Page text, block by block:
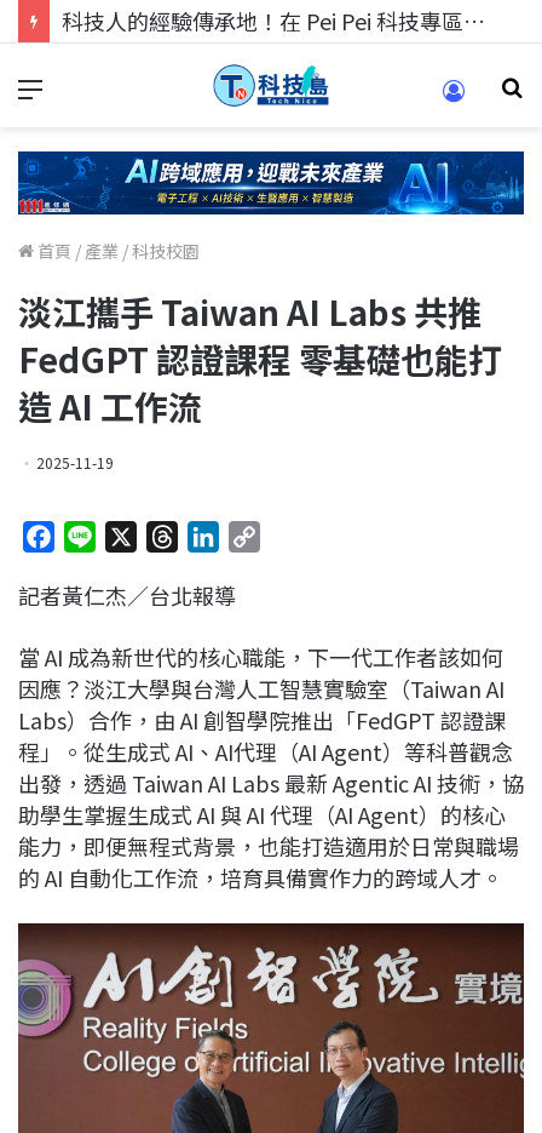
科技人的經驗傳承地！在 Pei Pei 科技專區，與學弟妹交流最硬核的技術
首頁 / 產業 /科技校園
淡江攜手 Taiwan AI Labs 共推
FedGPT 認證課程 零基礎也能打
造 AI 工作流
2025-11-19
c
b
o
o
n
r
a
d
s
n
e
d
I
n
L
i
n
k
記者黃仁杰／台北報導
當 AI 成為新世代的核心職能，下一代工作者該如何
因應？淡江大學與台灣人工智慧實驗室（Taiwan AI
Labs）合作，由 AI 創智學院推出「FedGPT 認證課
程」。從生成式 AI、AI代理（AI Agent）等科普觀念
出發，透過 Taiwan AI Labs 最新 Agentic AI 技術，協
助學生掌握生成式 AI 與 AI 代理（AI Agent）的核心
能力，即便無程式背景，也能打造適用於日常與職場
的 AI 自動化工作流，培育具備實作力的跨域人才。